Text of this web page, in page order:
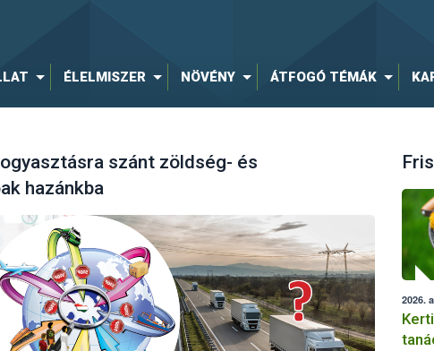
ÉLELMISZER NÖVÉNY ÁTFOGÓ TÉMÁK
szánt zöldség- és
hazánkba
2026.